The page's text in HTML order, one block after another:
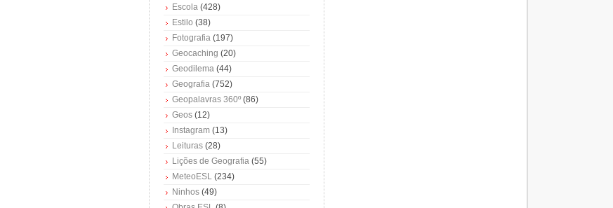
Escola (428)
Estilo (38)
Fotografia (197)
Geocaching (20)
Geodilema (44)
Geografia (752)
Geopalavras 360º (86)
Geos (12)
Instagram (13)
Leituras (28)
Lições de Geografia (55)
MeteoESL (234)
Ninhos (49)